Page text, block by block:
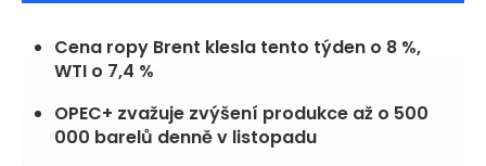
Cena ropy Brent klesla tento týden o 8 %,
WTI o 7,4 %
OPEC+ zvažuje zvýšení produkce až o 500
000 barelů denně v listopadu